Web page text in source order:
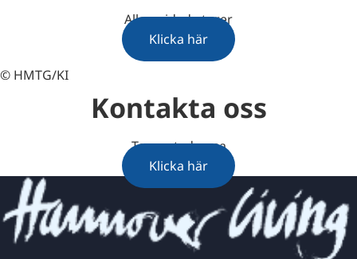
Alla guidade turer
Klicka här
© HMTG/KI
Kontakta oss
Team stadsresa
Klicka här